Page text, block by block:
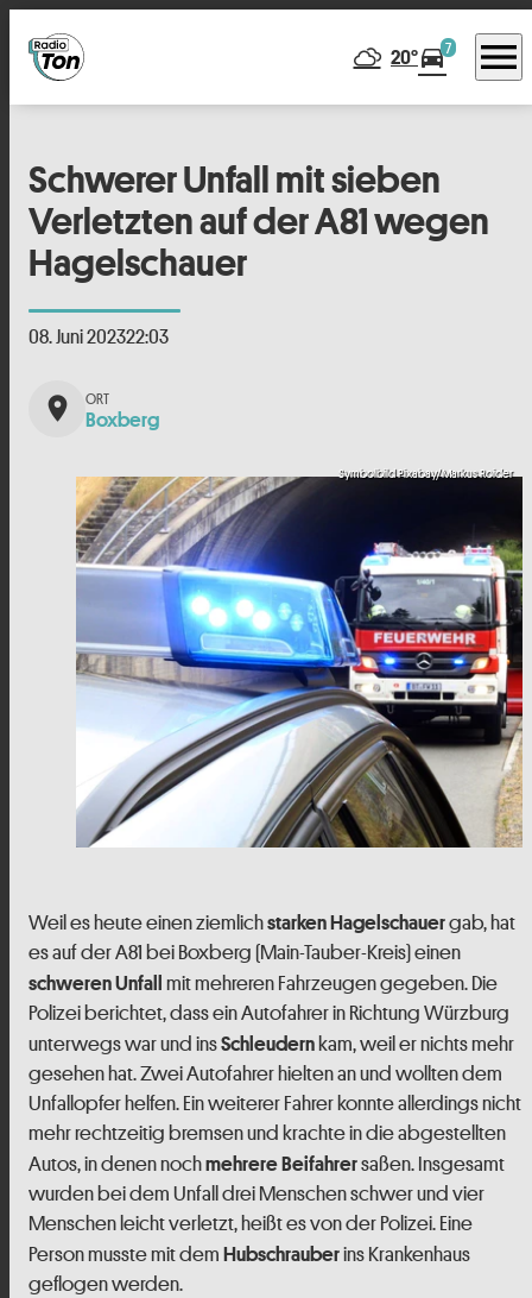
20°directions_car7 menu
Schwerer Unfall mit sieben
Verletzten auf der A81 wegen
Hagelschauer
08. Juni 202322:03
place Boxberg
Symbolbild Pixabay/Markus Roider
Weil es heute einen ziemlichstarken Hagelschauergab, hat
es auf der A81 bei Boxberg (Main-Tauber-Kreis) einen
schweren Unfall mit mehreren Fahrzeugen gegeben. Die
Polizei berichtet, dass ein Autofahrer in Richtung Würzburg
unterwegs war und insSchleudernkam, weil er nichts mehr
gesehen hat. Zwei Autofahrer hielten an und wollten dem
Unfallopfer helfen. Ein weiterer Fahrer konnte allerdings nicht
mehr rechtzeitig bremsen und krachte in die abgestellten
Autos, in denen nochmehrere Beifahrersaßen. Insgesamt
wurden bei dem Unfall drei Menschen schwer und vier
Menschen leicht verletzt, heißt es von der Polizei. Eine
Person musste mit dem Hubschrauberins Krankenhaus
geflogen werden.